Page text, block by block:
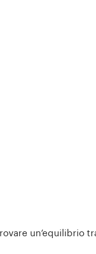
un’equilibrio